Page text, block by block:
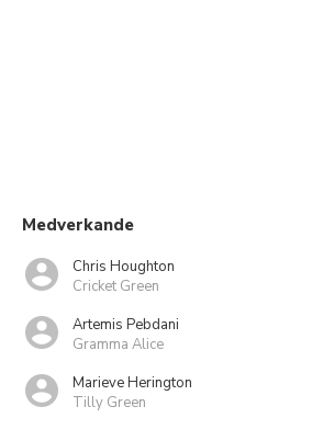
Medverkande
Chris Houghton
Cricket Green
Artemis Pebdani
Gramma Alice
Marieve Herington
Tilly Green